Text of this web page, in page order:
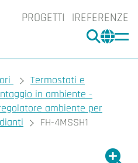
PROGETTI REFERENZE
CERCA
Termostati e
in ambiente -
ambiente per
FH-4MSSH1